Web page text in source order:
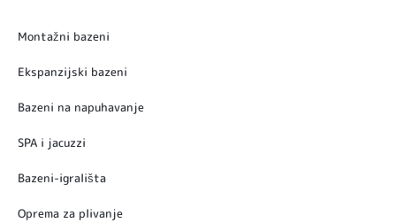
Montažni bazeni
Ekspanzijski bazeni
Bazeni na napuhavanje
SPA i jacuzzi
Bazeni-igrališta
Oprema za plivanje